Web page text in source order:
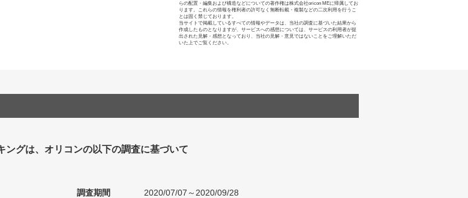
らの配置・編集および構造などについての著作権は株式会社oricon MEに帰属してお
ります。これらの情報を権利者の許可なく無断転載・複製などの二次利用を行うこ
とは固く禁じております。
当サイトで掲載しているすべての情報やデータは、当社の調査に基づいた結果から
作成したものとなりますが、サービスへの感想については、サービスの利用者が提
出された見解・感想となっており、当社の見解・意見ではないことをご理解いただ
いた上でご覧ください。
ングは、オリコンの以下の調査に基づいて
調査期間
2020/07/07～2020/09/28